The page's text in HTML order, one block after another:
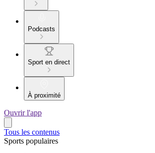
Podcasts
Sport en direct
À proximité
Ouvrir l'app
Tous les contenus
Sports populaires